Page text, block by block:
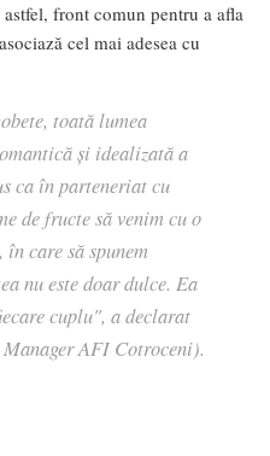
front comun pentru a afla
cel mai adesea cu
toată lumea
și idealizată a
ca în parteneriat cu
de fructe să venim cu o
care să spunem
nu este doar dulce. Ea
cuplu", a declarat
AFI Cotroceni).